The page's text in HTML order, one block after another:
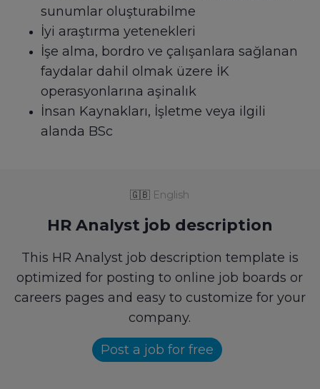
sunumlar oluşturabilme
İyi araştırma yetenekleri
İşe alma, bordro ve çalışanlara sağlanan
faydalar dahil olmak üzere İK
operasyonlarına aşinalık
İnsan Kaynakları, İşletme veya ilgili
alanda BSc
🇬🇧 English
HR Analyst job description
This HR Analyst job description template is
optimized for posting to online job boards or
careers pages and easy to customize for your
company.
Post a job for free